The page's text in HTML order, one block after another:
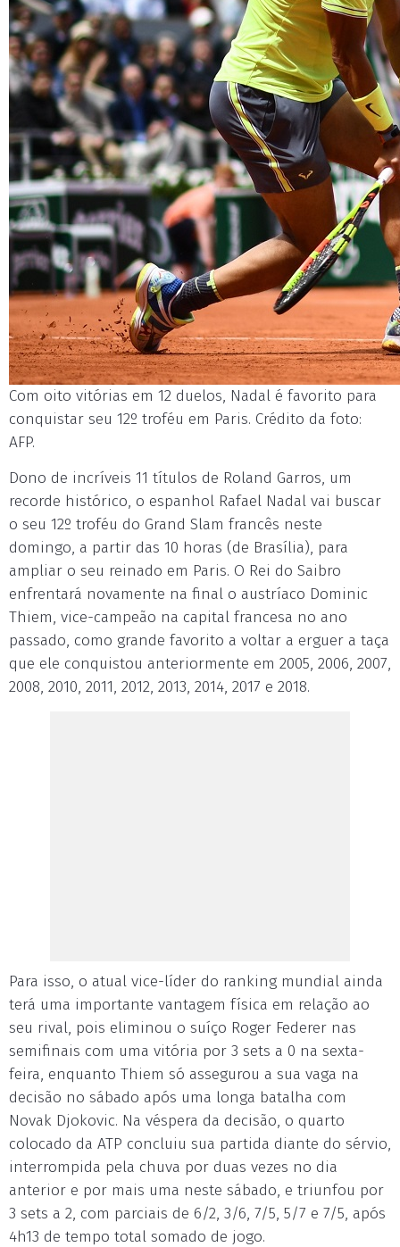
Com oito vitórias em 12 duelos, Nadal é favorito para
conquistar seu 12º troféu em Paris. Crédito da foto:
AFP.
Dono de incríveis 11 títulos de Roland Garros, um
recorde histórico, o espanhol Rafael Nadal vai buscar
o seu 12º troféu do Grand Slam francês neste
domingo, a partir das 10 horas (de Brasília), para
ampliar o seu reinado em Paris. O Rei do Saibro
enfrentará novamente na final o austríaco Dominic
Thiem, vice-campeão na capital francesa no ano
passado, como grande favorito a voltar a erguer a taça
que ele conquistou anteriormente em 2005, 2006, 2007,
2008, 2010, 2011, 2012, 2013, 2014, 2017 e 2018.
Para isso, o atual vice-líder do ranking mundial ainda
terá uma importante vantagem física em relação ao
seu rival, pois eliminou o suíço Roger Federer nas
semifinais com uma vitória por 3 sets a 0 na sexta-
feira, enquanto Thiem só assegurou a sua vaga na
decisão no sábado após uma longa batalha com
Novak Djokovic. Na véspera da decisão, o quarto
colocado da ATP concluiu sua partida diante do sérvio,
interrompida pela chuva por duas vezes no dia
anterior e por mais uma neste sábado, e triunfou por
3 sets a 2, com parciais de 6/2, 3/6, 7/5, 5/7 e 7/5, após
4h13 de tempo total somado de jogo.